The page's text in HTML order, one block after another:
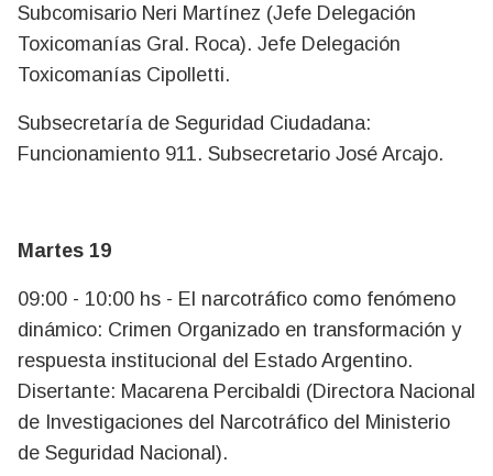
Subcomisario Neri Martínez (Jefe Delegación
Toxicomanías Gral. Roca). Jefe Delegación
Toxicomanías Cipolletti.
Subsecretaría de Seguridad Ciudadana:
Funcionamiento 911. Subsecretario José Arcajo.
Martes 19
09:00 - 10:00 hs - El narcotráfico como fenómeno
dinámico: Crimen Organizado en transformación y
respuesta institucional del Estado Argentino.
Disertante: Macarena Percibaldi (Directora Nacional
de Investigaciones del Narcotráfico del Ministerio
de Seguridad Nacional).